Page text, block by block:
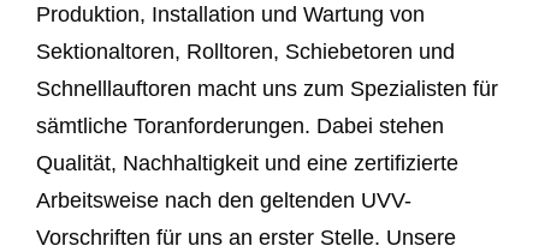
Produktion, Installation und Wartung von
Sektionaltoren, Rolltoren, Schiebetoren und
Schnelllauftoren macht uns zum Spezialisten für
sämtliche Toranforderungen. Dabei stehen
Qualität, Nachhaltigkeit und eine zertifizierte
Arbeitsweise nach den geltenden UVV-
Vorschriften für uns an erster Stelle. Unsere